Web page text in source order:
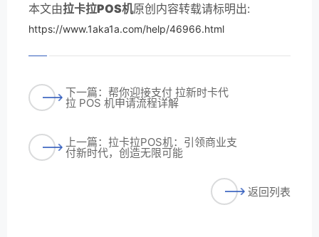
本文由拉卡拉POS机原创内容转载请标明出:
https://www.1aka1a.com/help/46966.html
下一篇：帮你迎接支付 拉新时卡代
拉 POS 机申请流程详解
上一篇：拉卡拉POS机：引领商业支
付新时代，创造无限可能
返回列表